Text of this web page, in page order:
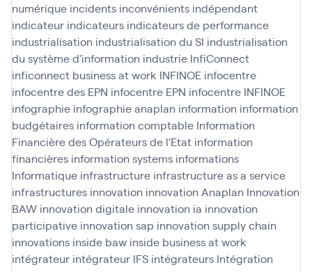
numérique incidents inconvénients indépendant
indicateur indicateurs indicateurs de performance
industrialisation industrialisation du SI industrialisation
du système d'information industrie InfiConnect
inficonnect business at work INFINOE infocentre
infocentre des EPN infocentre EPN infocentre INFINOE
infographie infographie anaplan information information
budgétaires information comptable Information
Financière des Opérateurs de l'Etat information
financières information systems informations
Informatique infrastructure infrastructure as a service
infrastructures innovation innovation Anaplan Innovation
BAW innovation digitale innovation ia innovation
participative innovation sap innovation supply chain
innovations inside baw inside business at work
intégrateur intégrateur IFS intégrateurs Intégration